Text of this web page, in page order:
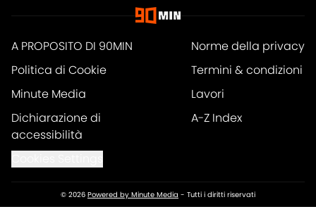
A PROPOSITO DI 90MIN
Norme della privacy
Politica di Cookie
Termini & condizioni
Minute Media
Lavori
Dichiarazione di
accessibilità
A-Z Index
© 2026 Powered by Minute Media - Tutti i diritti riservati